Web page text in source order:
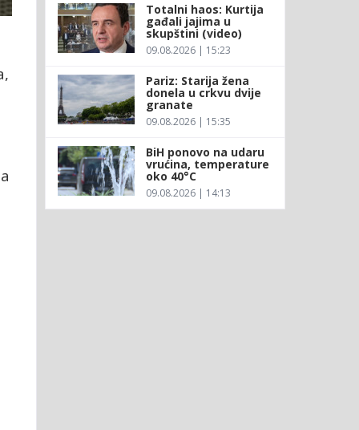
Totalni haos: Kurtija
gađali jajima u
skupštini (video)
09.08.2026 | 15:23
Pariz: Starija žena
donela u crkvu dvije
granate
09.08.2026 | 15:35
BiH ponovo na udaru
vrućina, temperature
oko 40°C
09.08.2026 | 14:13